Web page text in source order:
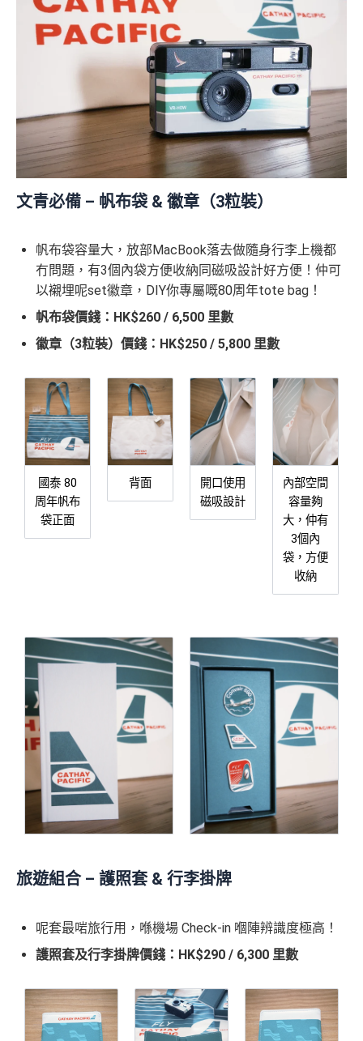
文青必備 – 帆布袋 & 徽章（3粒裝）
帆布袋容量大，放部MacBook落去做隨身行李上機都
冇問題，有3個內袋方便收納同磁吸設計好方便！仲可
以襯埋呢set徽章，DIY你專屬嘅80周年tote bag！
帆布袋價錢：HK$260 / 6,500 里數
徽章（3粒裝）價錢：HK$250 / 5,800 里數
國泰 80
周年帆布
袋正面
背面
開口使用
磁吸設計
內部空間
容量夠
大，仲有
3個內
袋，方便
收納
旅遊組合 – 護照套 & 行李掛牌
呢套最啱旅行用，喺機場 Check-in 嗰陣辨識度極高！
護照套及行李掛牌價錢：HK$290 / 6,300 里數